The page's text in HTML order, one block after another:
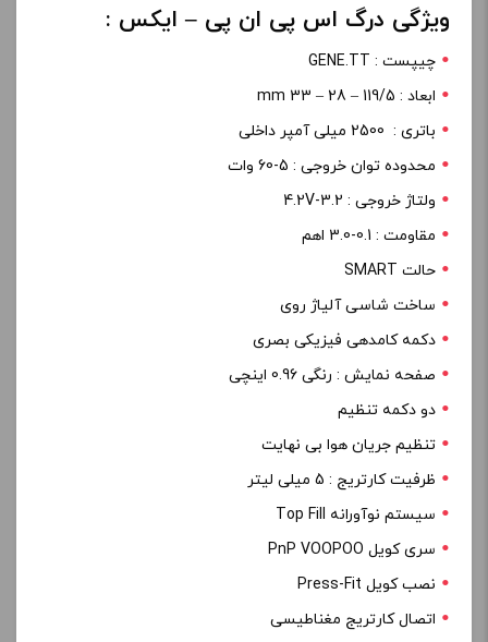
ویژگی درگ اس پی ان پی – ایکس :
چیپست : GENE.TT
ابعاد : 119/5 – 28 – 33 mm
باتری : 2500 میلی آمپر داخلی
محدوده توان خروجی : 5-60 وات
ولتاژ خروجی : 3.2-4.2V
مقاومت : 0.1-3.0 اهم
حالت SMART
ساخت شاسی آلیاژ روی
دکمه کامدهی فیزیکی بصری
صفحه نمایش : رنگی 0.96 اینچی
دو دکمه تنظیم
تنظیم جریان هوا بی نهایت
ظرفیت کارتریج : 5 میلی لیتر
سیستم نوآورانه Top Fill
سری کویل PnP VOOPOO
نصب کویل Press-Fit
اتصال کارتریج مغناطیسی